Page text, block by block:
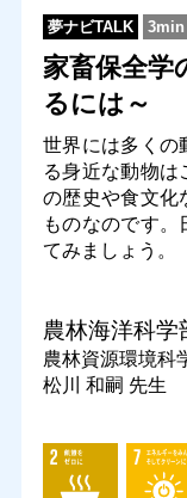
夢ナビTALK 3min
家畜保全学
るには～
世界には多くの
る身近な動物
の歴史や食文化
ものなのです。
てみましょう。
農林海洋科学
農林資源環境科
松川 和嗣 先生